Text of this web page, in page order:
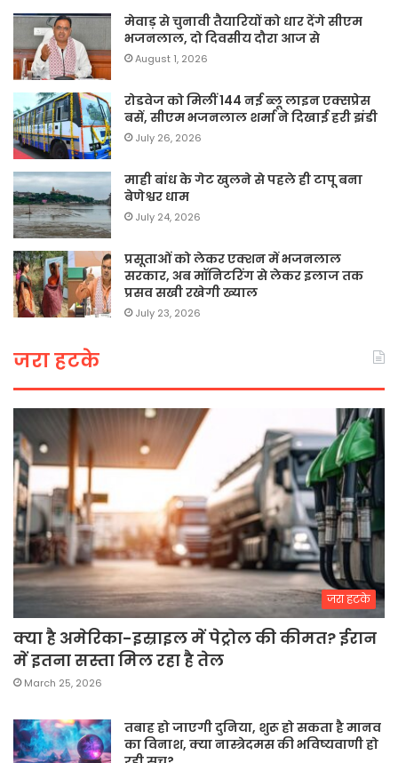
मेवाड़ से चुनावी तैयारियों को धार देंगे सीएम
भजनलाल, दो दिवसीय दौरा आज से
August 1, 2026
रोडवेज को मिलीं 144 नई ब्लू लाइन एक्सप्रेस
बसें, सीएम भजनलाल शर्मा ने दिखाई हरी झंडी
July 26, 2026
माही बांध के गेट खुलने से पहले ही टापू बना
बेणेश्वर धाम
July 24, 2026
प्रसूताओं को लेकर एक्शन में भजनलाल
सरकार, अब मॉनिटरिंग से लेकर इलाज तक
प्रसव सखी रखेगी ख्याल
July 23, 2026
जरा हटके
जरा हटके
क्या है अमेरिका-इस्राइल में पेट्रोल की कीमत? ईरान
में इतना सस्ता मिल रहा है तेल
March 25, 2026
तबाह हो जाएगी दुनिया, शुरू हो सकता है मानव
का विनाश, क्या नास्त्रेदमस की भविष्यवाणी हो